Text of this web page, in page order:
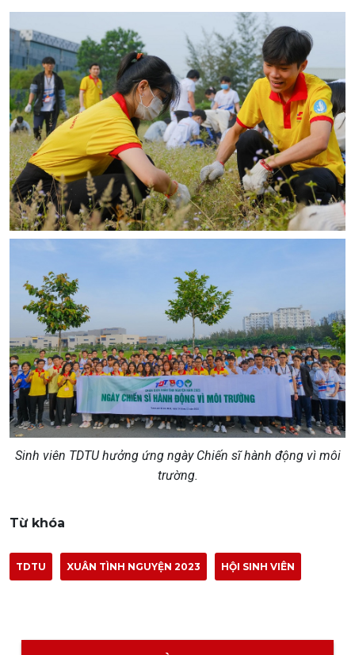
Sinh viên TDTUhưởng ứng ngày Chiến sĩ hành động vì môi
trường.
Từ khóa
TDTU XUÂN TÌNH NGUYỆN 2023 HỘI SINH VIÊN